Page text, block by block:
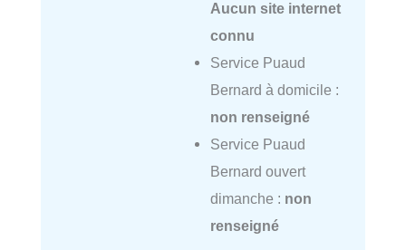
Aucun site internet
connu
Service Puaud
Bernard à domicile :
non renseigné
Service Puaud
Bernard ouvert
dimanche : non
renseigné